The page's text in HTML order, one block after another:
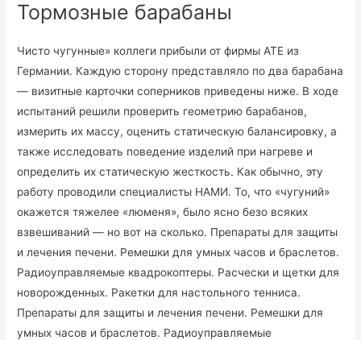
Тормозные барабаны
Чисто чугунные» коллеги прибыли от фирмы АТЕ из
Германии. Каждую сторону представляло по два барабана
— визитные карточки соперников приведены ниже. В ходе
испытаний решили проверить геометрию барабанов,
измерить их массу, оценить статическую балансировку, а
также исследовать поведение изделий при нагреве и
определить их статическую жесткость. Как обычно, эту
работу проводили специалисты НАМИ. То, что «чугуний»
окажется тяжелее «люменя», было ясно безо всяких
взвешиваний — но вот на сколько. Препараты для защиты
и лечения печени. Ремешки для умных часов и браслетов.
Радиоуправляемые квадрокоптеры. Расчески и щетки для
новорожденных. Ракетки для настольного тенниса.
Препараты для защиты и лечения печени. Ремешки для
умных часов и браслетов. Радиоуправляемые